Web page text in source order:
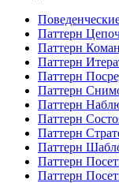
Паттерн
Паттерн
Паттерн
Паттерн
Паттерн
Паттерн
Паттерн
Паттерн
Паттерн
Паттерн
Паттерн